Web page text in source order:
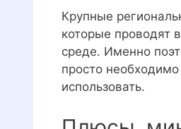
Крупные
которые проводят
среде. Именно
просто
использовать.